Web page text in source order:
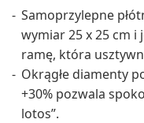
Samoprzylepne
wymiar 25 x 25 cm
ramę, która
Okrągłe diamenty
+30% pozwala
lotos”.